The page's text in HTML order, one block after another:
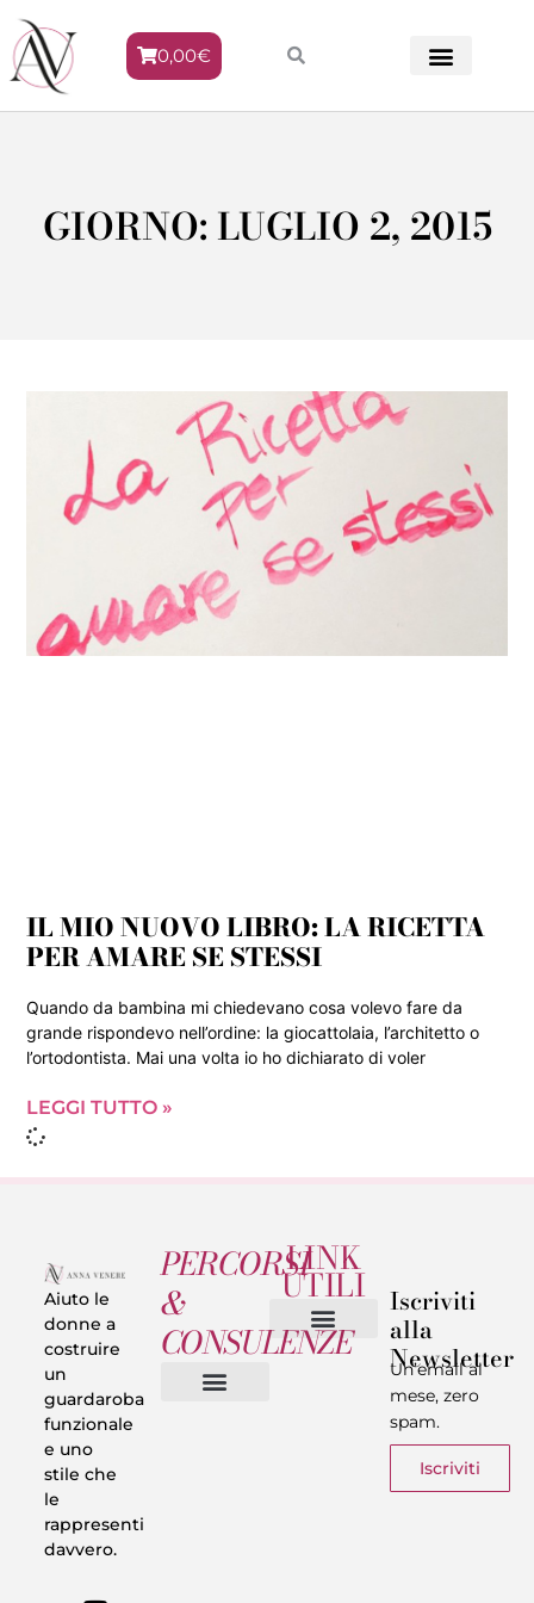
0,00€
GIORNO: LUGLIO 2, 2015
IL MIO NUOVO LIBRO: LA RICETTA
PER AMARE SE STESSI
Quando da bambina mi chiedevano cosa volevo fare da
grande rispondevo nell’ordine: la giocattolaia, l’architetto o
l’ortodontista. Mai una volta io ho dichiarato di voler
LEGGI TUTTO »
Aiuto le
donne a
costruire
un
guardaroba
funzionale
e uno
stile che
le
rappresenti
davvero.
PERCORSI
&
CONSULENZE
LINK
UTILI Iscriviti
alla
Newsletter
Un’email al
mese, zero
spam.
Iscriviti